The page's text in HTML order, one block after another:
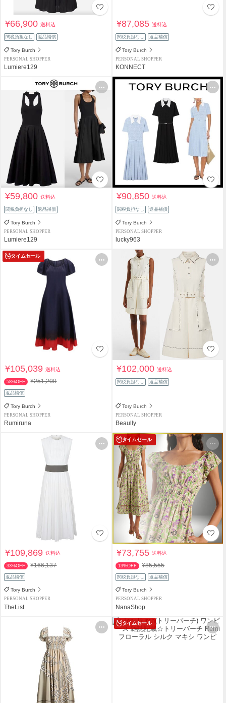
¥66,900送料込
関税負担なし 返品補償
Tory Burch
PERSONAL SHOPPER
Lumiere129
¥87,085送料込
関税負担なし 返品補償
Tory Burch
PERSONAL SHOPPER
KONNECT
¥59,800送料込
関税負担なし 返品補償
Tory Burch
PERSONAL SHOPPER
Lumiere129
¥90,850送料込
関税負担なし 返品補償
Tory Burch
PERSONAL SHOPPER
lucky963
タイムセール
¥105,039送料込
58%OFF ¥251,200
返品補償
Tory Burch
PERSONAL SHOPPER
Rumiruna
¥102,000送料込
関税負担なし 返品補償
Tory Burch
PERSONAL SHOPPER
Beaully
¥109,869送料込
33%OFF ¥166,137
返品補償
Tory Burch
PERSONAL SHOPPER
TheList
タイムセール
¥73,755送料込
13%OFF ¥85,555
関税負担なし 返品補償
Tory Burch
PERSONAL SHOPPER
NanaShop
タイムセール